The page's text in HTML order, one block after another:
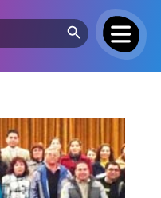
Search Button